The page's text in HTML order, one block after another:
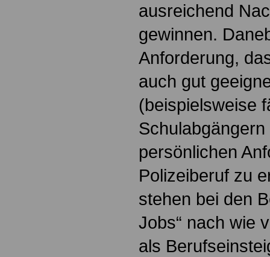
ausreichend
gewinnen.
Anforderung,
auch gut
(beispielsweise
persönlichen
Polizeiberuf zu
stehen bei den
Jobs“ nach wie
als